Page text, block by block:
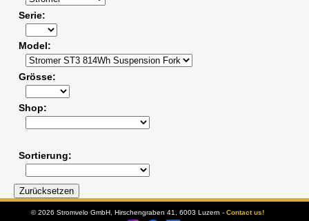
Serie
Model
Grösse
Shop
Sortierung
© 2026 Stromvelo GmbH, Hirschengraben 41, 6003 Luzern - Contact us!